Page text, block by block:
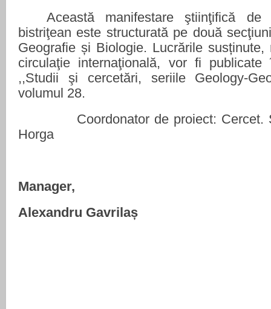
Această manifestare ştiinţifică
bistriţean este structurată pe douăsecţiuni
Geografie și Biologie. Lucrările
circulaţie internaţională, vor fi publicate
,,Studii şi cercetări, seriile Geology-
volumul 28.
Coordonator de proiect:
Horga
Manager,
Alexandru Gavrilaș